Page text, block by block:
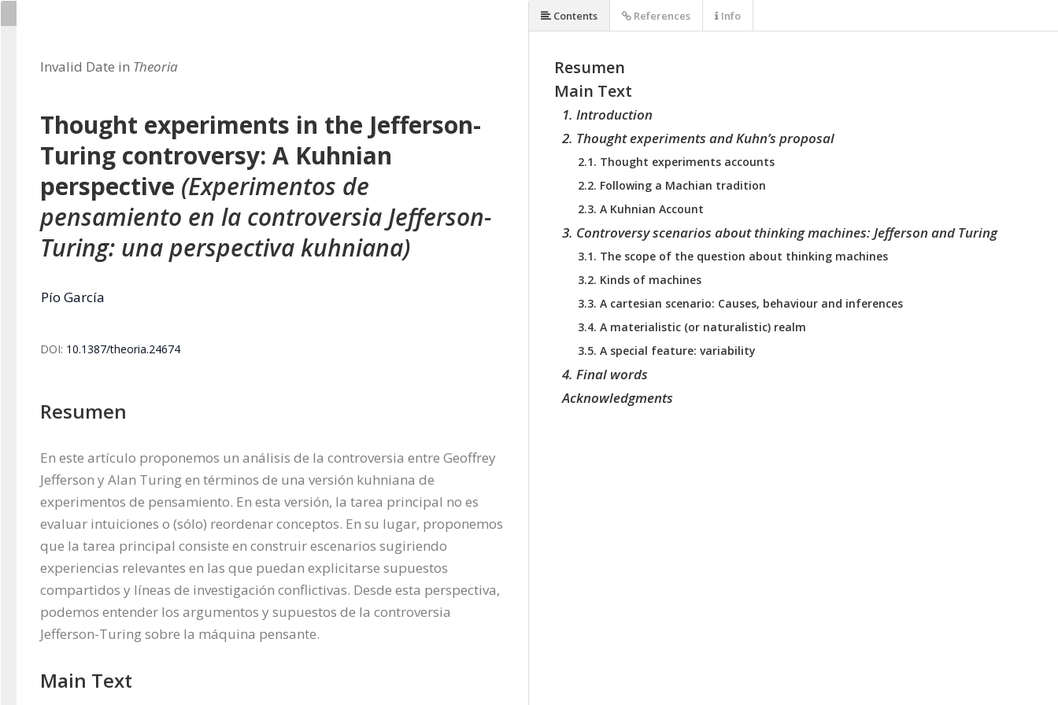
Invalid Date in Theoria
Thought experiments in the Jefferson-
Turing controversy: A Kuhnian
perspective (Experimentos de
pensamiento en la controversia Jefferson-
Turing: una perspectiva kuhniana)
Pío García
DOI: 10.1387/theoria.24674
Resumen
En este artículo proponemos un análisis de la controversia entre Geoffrey
Jefferson y Alan Turing en términos de una versión kuhniana de
experimentos de pensamiento. En esta versión, la tarea principal no es
evaluar intuiciones o (sólo) reordenar conceptos. En su lugar, proponemos
que la tarea principal consiste en construir escenarios sugiriendo
experiencias relevantes en las que puedan explicitarse supuestos
compartidos y líneas de investigación conflictivas. Desde esta perspectiva,
podemos entender los argumentos y supuestos de la controversia
Jefferson-Turing sobre la máquina pensante.
Main Text
Resumen
Main Text
1. Introduction
2. Thought experiments and Kuhn’s proposal
2.1. Thought experiments accounts
2.2. Following a Machian tradition
2.3. A Kuhnian Account
3. Controversy scenarios about thinking machines: Jefferson and Turing
3.1. The scope of the question about thinking machines
3.2. Kinds of machines
3.3. A cartesian scenario: Causes, behaviour and inferences
3.4. A materialistic (or naturalistic) realm
3.5. A special feature: variability
4. Final words
Acknowledgments
Contents References Info